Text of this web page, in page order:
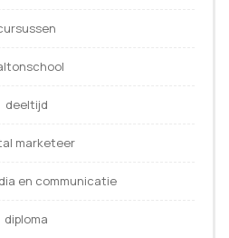
deeltijd
marketeer
en communicatie
diploma